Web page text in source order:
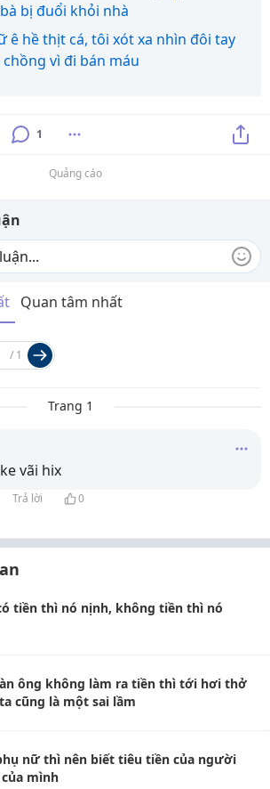
bị đuổi khỏi nhà
ê hề thịt cá, tôi xót xa nhìn đôi tay
vì đi bán máu
1
Quảng cáo
Quan tâm nhất
/ 1
Trang 1
vãi hix
Trả lời 0
tiền thì nó nịnh, không tiền thì nó
ông không làm ra tiền thì tới hơi thở
cũng là một sai lầm
nữ thì nên biết tiêu tiền của người
mình